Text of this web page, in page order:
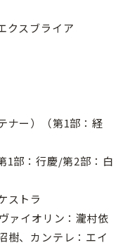
クスブライア
ナー）（第1部：経
1部：行慶/第2部：白
ストラ
ァイオリン：瀧村依
樹、カンテレ：エイ